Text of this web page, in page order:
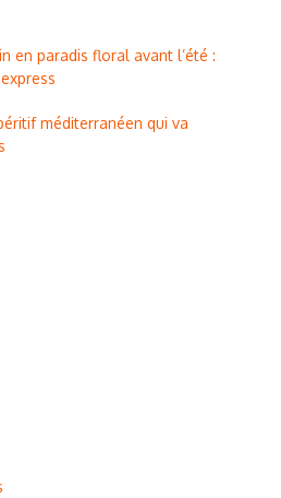
en paradis floral avant l’été :
méditerranéen qui va